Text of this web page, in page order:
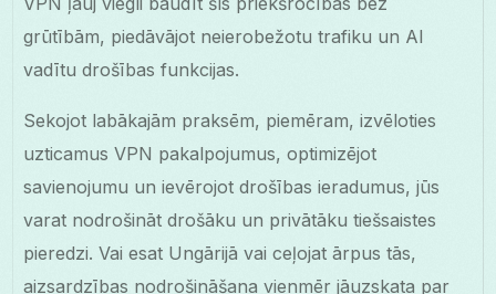
grūtībām, piedāvājot neierobežotu trafiku un AI
vadītu drošības funkcijas.
Sekojot labākajām praksēm, piemēram, izvēloties
uzticamus VPN pakalpojumus, optimizējot
savienojumu un ievērojot drošības ieradumus, jūs
varat nodrošināt drošāku un privātāku tiešsaistes
pieredzi. Vai esat Ungārijā vai ceļojat ārpus tās,
aizsardzības nodrošināšana vienmēr jāuzskata par